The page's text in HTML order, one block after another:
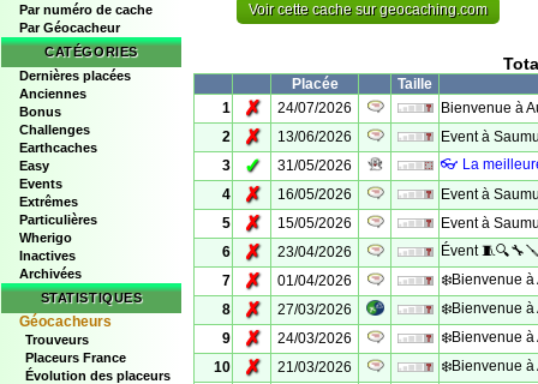
Par numéro de cache
Par Géocacheur
CATÉGORIES
Dernières placées
Anciennes
Bonus
Challenges
Earthcaches
Easy
Events
Extrêmes
Particulières
Wherigo
Inactives
Archivées
STATISTIQUES
Géocacheurs
Trouveurs
Placeurs France
Évolution des placeurs
Voir cette cache sur geocaching.com
Placée
Taille
1
✗ 24/07/2026
Bienvenue à
2
✗ 13/06/2026
Event à
3
✓ 31/05/2026
👓 La
4
✗ 16/05/2026
Event à
5
✗ 15/05/2026
Event à
6
✗ 23/04/2026
Évent
7
✗ 01/04/2026
❄️Bienvenue à
8
✗ 27/03/2026
❄️Bienvenue à
9
✗ 24/03/2026
❄️Bienvenue à
10
✗ 21/03/2026
❄️Bienvenue à